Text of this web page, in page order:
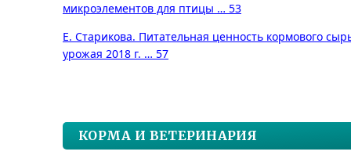
микроэлементов для птицы … 53
Е. Старикова. Питательная ценность кормового
урожая 2018 г. … 57
КОРМА И ВЕТЕРИНАРИЯ